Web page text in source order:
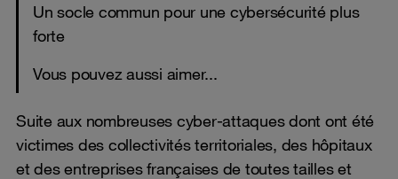
Un socle commun pour une cybersécurité plus
forte
Vous pouvez aussi aimer...
Suite aux nombreuses cyber-attaques dont ont été
victimes des collectivités territoriales, des hôpitaux
et des entreprises françaises de toutes tailles et